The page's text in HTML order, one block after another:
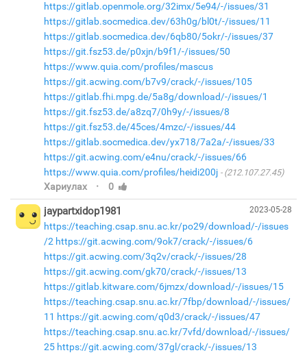
https://gitlab.openmole.org/32imx/5e94/-/issues/31
https://gitlab.socmedica.dev/63h0g/bl0t/-/issues/11
https://gitlab.socmedica.dev/6qb80/5okr/-/issues/37
https://git.fsz53.de/p0xjn/b9f1/-/issues/50
https://www.quia.com/profiles/mascus
https://git.acwing.com/b7v9/crack/-/issues/105
https://gitlab.fhi.mpg.de/5a8g/download/-/issues/1
https://git.fsz53.de/a8zq7/0h9y/-/issues/8
https://git.fsz53.de/45ces/4mzc/-/issues/44
https://gitlab.socmedica.dev/yx718/7a2a/-/issues/33
https://git.acwing.com/e4nu/crack/-/issues/66
https://www.quia.com/profiles/heidi200j
(212.107.27.45)
Хариулах · 0
2023-05-28
jaypartxidop1981
https://teaching.csap.snu.ac.kr/po29/download/-/issues
/2 https://git.acwing.com/9ok7/crack/-/issues/6
https://git.acwing.com/3q2v/crack/-/issues/28
https://git.acwing.com/gk70/crack/-/issues/13
https://gitlab.kitware.com/6jmzx/download/-/issues/15
https://teaching.csap.snu.ac.kr/7fbp/download/-/issues/
11 https://git.acwing.com/q0d3/crack/-/issues/47
https://teaching.csap.snu.ac.kr/7vfd/download/-/issues/
25 https://git.acwing.com/37gl/crack/-/issues/13